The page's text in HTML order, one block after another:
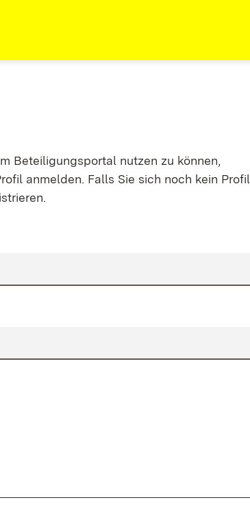
Beteiligungsportal nutzen zu können,
anmelden. Falls Sie sich noch kein Profil